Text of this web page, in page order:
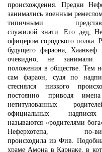
происхождения. Предки
занимались военным
типичными
служилой знати. Его дед,
офицером городского полка.
будущего фараона, Хаанкеф
очевидно, не занимали
положения в обществе. Тем
сам фараон, судя по
стеснялся низкого
постоянно приводя
нетитулованных
официальных
называются «родителями
Неферхотепа, по-
происходила из Фив.
храме Амона в Карнаке, в